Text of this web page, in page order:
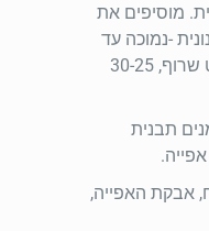
שמן זית. מוסיפים את
-נמוכה עד
שהוא מקבל גוון שחום עמוק, כמעט שרוף, 30-25
משמנים תבנית
אבקת האפייה,